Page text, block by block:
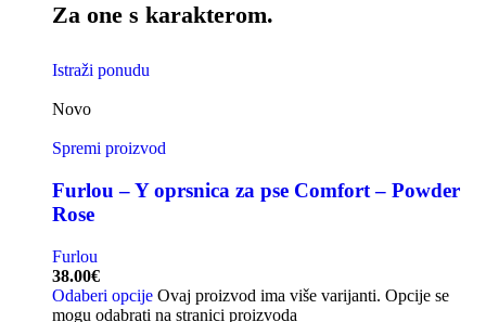
Za one s karakterom.
Istraži ponudu
Novo
Spremi proizvod
Furlou – Y oprsnica za pse Comfort – Powder
Rose
Furlou
38.00€
Odaberi opcije Ovaj proizvod ima više varijanti. Opcije se
mogu odabrati na stranici proizvoda